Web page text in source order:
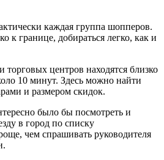
каждая группа шопперов.
к границе, добираться легко, как и
торговых центров находятся близко
10 минут. Здесь можно найти
и размером скидок.
было бы посмотреть и
в город по списку
чем спрашивать руководителя